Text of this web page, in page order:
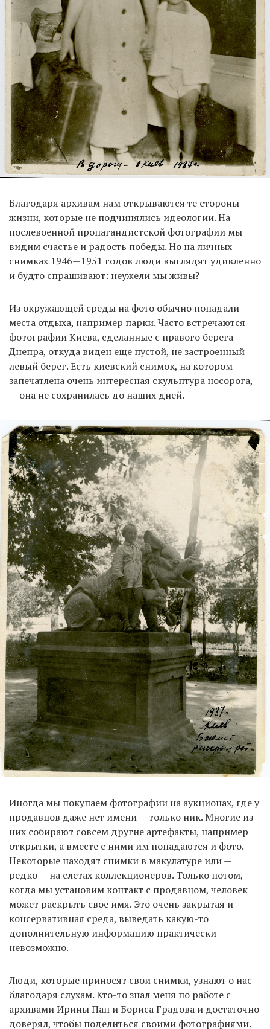
Благодаря архивам нам открываются те стороны
жизни, которые не подчинялись идеологии. На
послевоенной пропагандистской фотографии мы
видим счастье и радость победы. Но на личных
снимках 1946—1951 годов люди выглядят удивленно
и будто спрашивают: неужели мы живы?
Из окружающей среды на фото обычно попадали
места отдыха, например парки. Часто встречаются
фотографии Киева, сделанные с правого берега
Днепра, откуда виден еще пустой, не застроенный
левый берег. Есть киевский снимок, на котором
запечатлена очень интересная скульптура носорога,
— она не сохранилась до наших дней.
Иногда мы покупаем фотографии на аукционах, где у
продавцов даже нет имени — только ник. Многие из
них собирают совсем другие артефакты, например
открытки, а вместе с ними им попадаются и фото.
Некоторые находят снимки в макулатуре или —
редко — на слетах коллекционеров. Только потом,
когда мы установим контакт с продавцом, человек
может раскрыть свое имя. Это очень закрытая и
консервативная среда, выведать какую-то
дополнительную информацию практически
невозможно.
Люди, которые приносят свои снимки, узнают о нас
благодаря слухам. Кто-то знал меня по работе с
архивами Ирины Пап и Бориса Градова и достаточно
доверял, чтобы поделиться своими фотографиями.